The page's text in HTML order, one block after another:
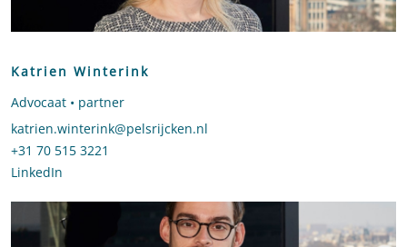
Katrien Winterink
Advocaat • partner
Stuur een e-mail naar Katrien Winterink
katrien.winterink@pelsrijcken.nl
Bel naar Katrien Winterink
+31 70 515 3221
LinkedIn